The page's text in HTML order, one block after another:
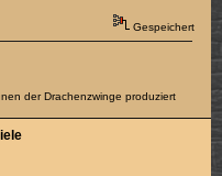
Gespeichert
der Drachenzwinge produziert